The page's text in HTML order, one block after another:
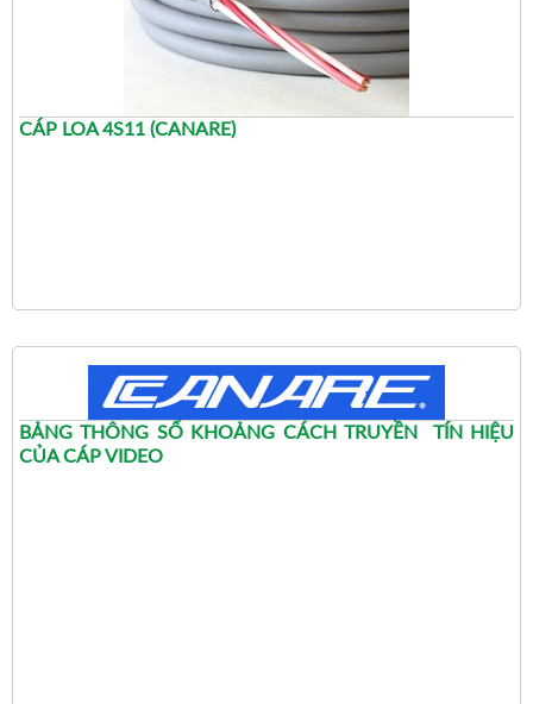
CÁP LOA 4S11 (CANARE)
BẢNG THÔNG SỐ KHOẢNG CÁCH TRUYỀN TÍN HIỆU
CỦA CÁP VIDEO